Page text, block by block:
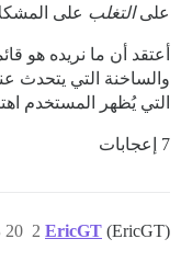
علىالتغلب على
أعتقد أن ما نريده هو
والساخنة التي يتحدث
التي يُظهر المستخدم
7 إعجابات
EricGT (EricGT) 20 ديسمبر 2023، 1:36م 2